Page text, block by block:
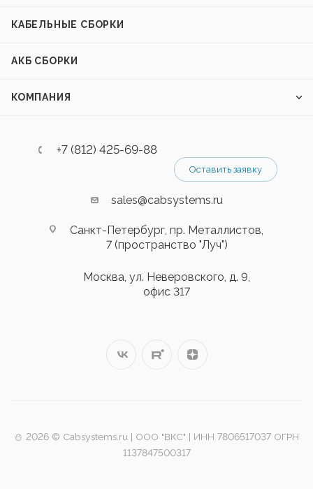
КАБЕЛЬНЫЕ СБОРКИ
АКБ СБОРКИ
КОМПАНИЯ
+7 (812) 425-69-88
Оставить заявку
sales@cabsystems.ru
Санкт-Петербург, пр. Металлистов,
7 (пространство "Луч")
Москва, ул. Неверовского, д. 9,
офис 317
⛄️ 2026 © Cabsystems.ru | ООО "ВКС" | ИНН 7806517037 ОГРН
1137847500317